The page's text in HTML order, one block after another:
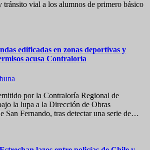
vial a los alumnos de primero básico
edificadas en zonas deportivas y
acusa Contraloría
por la Contraloría Regional de
la lupa a la Dirección de Obras
San Fernando, tras detectar una serie de…